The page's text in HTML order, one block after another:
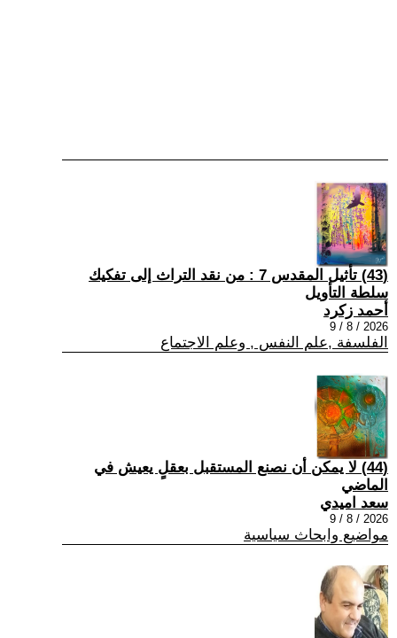
(43) تأثيل المقدس 7 : من نقد التراث إلى تفكيك
سلطة التأويل
أحمد زكرد
2026 / 8 / 9
الفلسفة ,علم النفس , وعلم الاجتماع
(44) لا يمكن أن نصنع المستقبل بعقلٍ يعيش في
الماضي
سعد اميدي
2026 / 8 / 9
مواضيع وابحاث سياسية